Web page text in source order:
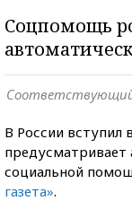
Соцпомощь
Соответствующий
В России вступил
предусматривает
социальной
газета».